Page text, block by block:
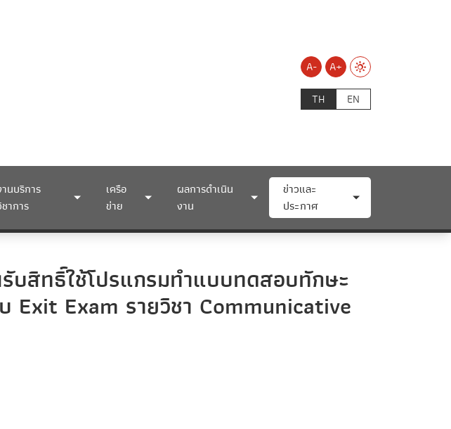
A-
A+
TH
EN
นบริการ
าการ
เครือ
ข่าย
ผลการดำเนิน
งาน
ข่าวและ
ประกาศ
บสิทธิ์ใช้โปรแกรมทำแบบทดสอบทักษะ
Exit Exam รายวิชา Communicative